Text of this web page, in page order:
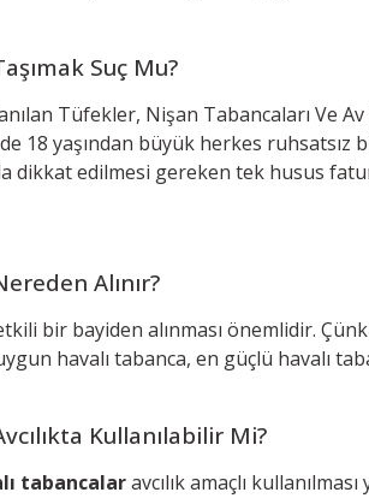
Suç Mu?
Tüfekler, Nişan Tabancaları Ve Av
18 yaşından büyük herkes ruhsatsız
dikkat edilmesi gereken tek husus
Alınır?
bir bayiden alınması önemlidir.
havalı tabanca, en güçlü havalı
Kullanılabilir Mi?
tabancalaravcılık amaçlı kullanılması